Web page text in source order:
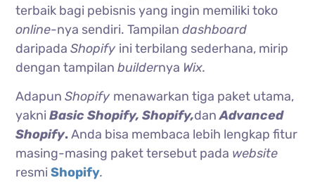
terbaik bagi pebisnis yang ingin memiliki toko
online-nya sendiri. Tampilandashboard
daripadaShopify ini terbilang sederhana, mirip
dengan tampilanbuildernya Wix.
AdapunShopify menawarkan tiga paket utama,
yakniBasic Shopify, Shopify,dan Advanced
Shopify.Anda bisa membaca lebih lengkap fitur
masing-masing paket tersebut pada website
resmiShopify.